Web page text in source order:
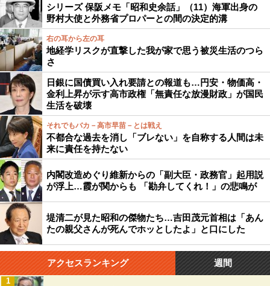
シリーズ 保阪メモ「昭和史余話」（11）海軍出身の
野村大使と外務省プロパーとの間の決定的溝
右の耳から左の耳
地経学リスクが直撃した我が家で思う被災生活のつら
さ
日銀に国債買い入れ要請との報道も…円安・物価高・
金利上昇が示す高市政権「無責任な放漫財政」が国民
生活を破壊
それでもバカ－高市早苗－とは戦え
不都合な過去を消し「ブレない」を自称する人間は未
来に責任を持たない
内閣改造めぐり維新からの「副大臣・政務官」起用説
が浮上…霞が関からも 「勘弁してくれ！」の悲鳴が
堤清二が見た昭和の傑物たち…吉田茂元首相は「あん
たの親父さんが死んでホッとしたよ」と口にした
アクセスランキング 週間
1